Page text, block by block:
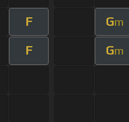
F Gm
F Gm